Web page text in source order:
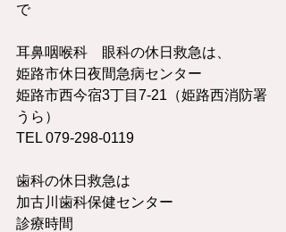
で
耳鼻咽喉科　眼科の休日救急は、
姫路市休日夜間急病センター
姫路市西今宿3丁目7-21（姫路西消防署
うら）
TEL 079-298-0119
歯科の休日救急は
加古川歯科保健センター
診療時間